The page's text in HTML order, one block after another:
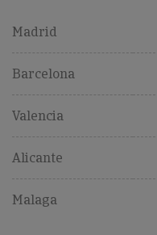
Madrid
Barcelona
Valencia
Alicante
Malaga